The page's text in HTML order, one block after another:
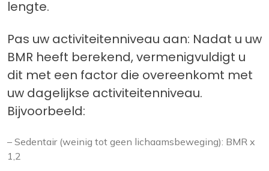
lengte.
Pas uw activiteitenniveau aan: Nadat u uw
BMR heeft berekend, vermenigvuldigt u
dit met een factor die overeenkomt met
uw dagelijkse activiteitenniveau.
Bijvoorbeeld:
– Sedentair (weinig tot geen lichaamsbeweging): BMR x
1,2